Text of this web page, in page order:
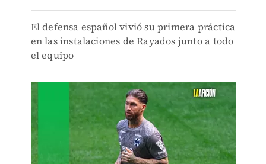
El defensa español vivió su primera práctica
en las instalaciones de Rayados junto a todo
el equipo